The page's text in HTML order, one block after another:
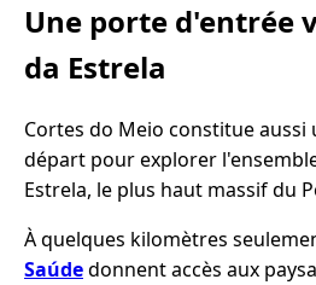
Une porte d'entrée
da Estrela
Cortes do Meio constitue aussi
départ pour explorer
Estrela, le plus haut massif du
À quelques kilomètres
Saúdedonnent accès aux